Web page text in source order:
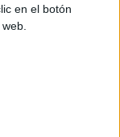
en el botón